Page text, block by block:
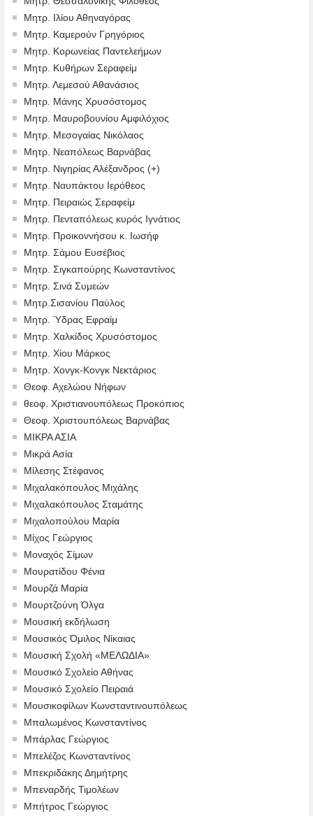
Μητρ. Ιλίου Αθηναγόρας
Μητρ. Καμερούν Γρηγόριος
Μητρ. Κορωνείας Παντελεήμων
Μητρ. Κυθήρων Σεραφείμ
Μητρ. Λεμεσού Αθανάσιος
Μητρ. Μάνης Χρυσόστομος
Μητρ. Μαυροβουνίου Αμφιλόχιος
Μητρ. Μεσογαίας Νικόλαος
Μητρ. Νεαπόλεως Βαρνάβας
Μητρ. Νιγηρίας Αλέξανδρος (+)
Μητρ. Ναυπάκτου Ιερόθεος
Μητρ. Πειραιώς Σεραφείμ
Μητρ. Πενταπόλεως κυρός Ιγνάτιος
Μητρ. Προικοννήσου κ. Ιωσήφ
Μητρ. Σάμου Ευσέβιος
Μητρ. Σιγκαπούρης Κωνσταντίνος
Μητρ. Σινά Συμεών
Μητρ.Σισανίου Παύλος
Μητρ. Ύδρας Εφραίμ
Μητρ. Χαλκίδος Χρυσόστομος
Μητρ. Χίου Μάρκος
Μητρ. Χονγκ-Κονγκ Νεκτάριος
Θεοφ. Αχελώου Νήφων
θεοφ. Χριστιανουπόλεως Προκόπιος
Θεοφ. Χριστουπόλεως Βαρνάβας
ΜΙΚΡΑ ΑΣΙΑ
Μικρά Ασία
Μίλεσης Στέφανος
Μιχαλακόπουλος Μιχάλης
Μιχαλακόπουλος Σταμάτης
Μιχαλοπούλου Μαρία
Μίχος Γεώργιος
Μοναχός Σίμων
Μουρατίδου Φένια
Μουρζά Μαρία
Μουρτζούνη Όλγα
Μουσική εκδήλωση
Μουσικός Όμιλος Νίκαιας
Μουσική Σχολή «ΜΕΛΩΔΙΑ»
Μουσικό Σχολείο Αθήνας
Μουσικό Σχολείο Πειραιά
Μουσικοφίλων Κωνσταντινουπόλεως
Μπαλωμένος Κωνσταντίνος
Μπάρλας Γεώργιος
Μπελέζος Κωνσταντίνος
Μπεκριδάκης Δημήτρης
Μπεναρδής Τιμολέων
Μπήτρος Γεώργιος